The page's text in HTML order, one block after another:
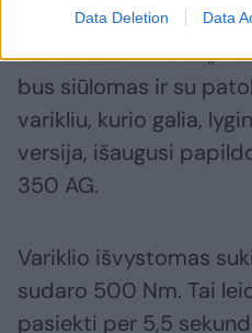
Data Deletion Data
Kai kuriose rinkose
bus siūlomas ir su
varikliu, kurio galia,
versija, išaugusi
350 AG.
Variklio išvystomas
sudaro 500 Nm. Tai
pasiekti per 5,5